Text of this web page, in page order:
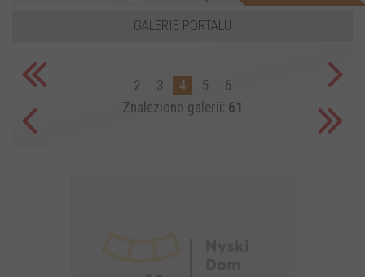
GALERIE PORTALU
2 3 4 5
6
Znaleziono galerii: 61